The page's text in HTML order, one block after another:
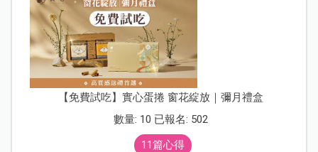
【免費試吃】實心蛋捲 窗花綻放｜彌月禮盒
數量: 10 已報名: 502
11篇心得